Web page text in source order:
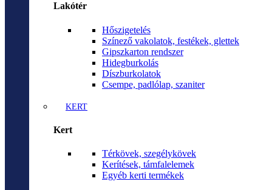
Lakótér
Hőszigetelés
Színező vakolatok, festékek, glettek
Gipszkarton rendszer
Hidegburkolás
Díszburkolatok
Csempe, padlólap, szaniter
KERT
Kert
Térkövek, szegélykövek
Kerítések, támfalelemek
Egyéb kerti termékek